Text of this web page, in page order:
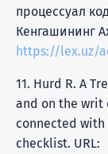
процессуал
Кенгашининг
https://lex.uz/
11. Hurd R. A
and on the writ
connected with
checklist. URL: